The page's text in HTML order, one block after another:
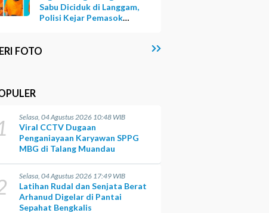
Sabu Diciduk di Langgam,
Polisi Kejar Pemasok
FOTO
Selasa, 04 Agustus 2026 10:48 WIB
Viral CCTV Dugaan
Penganiayaan Karyawan SPPG
MBG di Talang Muandau
Selasa, 04 Agustus 2026 17:49 WIB
Latihan Rudal dan Senjata Berat
Arhanud Digelar di Pantai
Sepahat Bengkalis